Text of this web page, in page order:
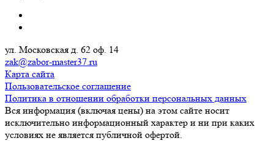
ул. Московская д. 62 оф. 14
zak@zabor-master37.ru
Карта сайта
Пользовательское соглашение
Политика в отношении обработки персональных данных
Вся информация (включая цены) на этом сайте носит
исключительно информационный характер и ни при каких
условиях не является публичной офертой.